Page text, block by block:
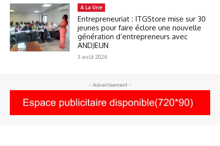
A La Une
Entrepreneuriat : ITGStore mise sur 30
jeunes pour faire éclore une nouvelle
génération d’entrepreneurs avec
ANDJEUN
3 août 2026
- Advertisement -